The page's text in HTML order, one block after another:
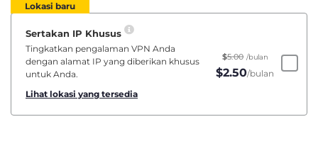
Lokasi baru
Sertakan IP Khusus
Tingkatkan pengalaman VPN Anda
dengan alamat IP yang diberikan khusus
untuk Anda.
Lihat lokasi yang tersedia
$5.00 /bulan
$2.50/bulan